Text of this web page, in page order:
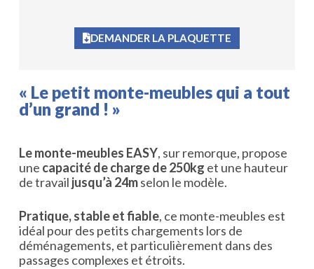
DEMANDER LA PLAQUETTE
« Le petit monte-meubles qui a tout
d’un grand ! »
Le monte-meubles EASY, sur remorque, propose
une capacité de charge de 250kg et une hauteur
de travail jusqu’à 24mselon le modèle.
Pratique, stable et fiable, ce monte-meubles est
idéal pour des petits chargements lors de
déménagements, et particulièrement dans des
passages complexes et étroits.